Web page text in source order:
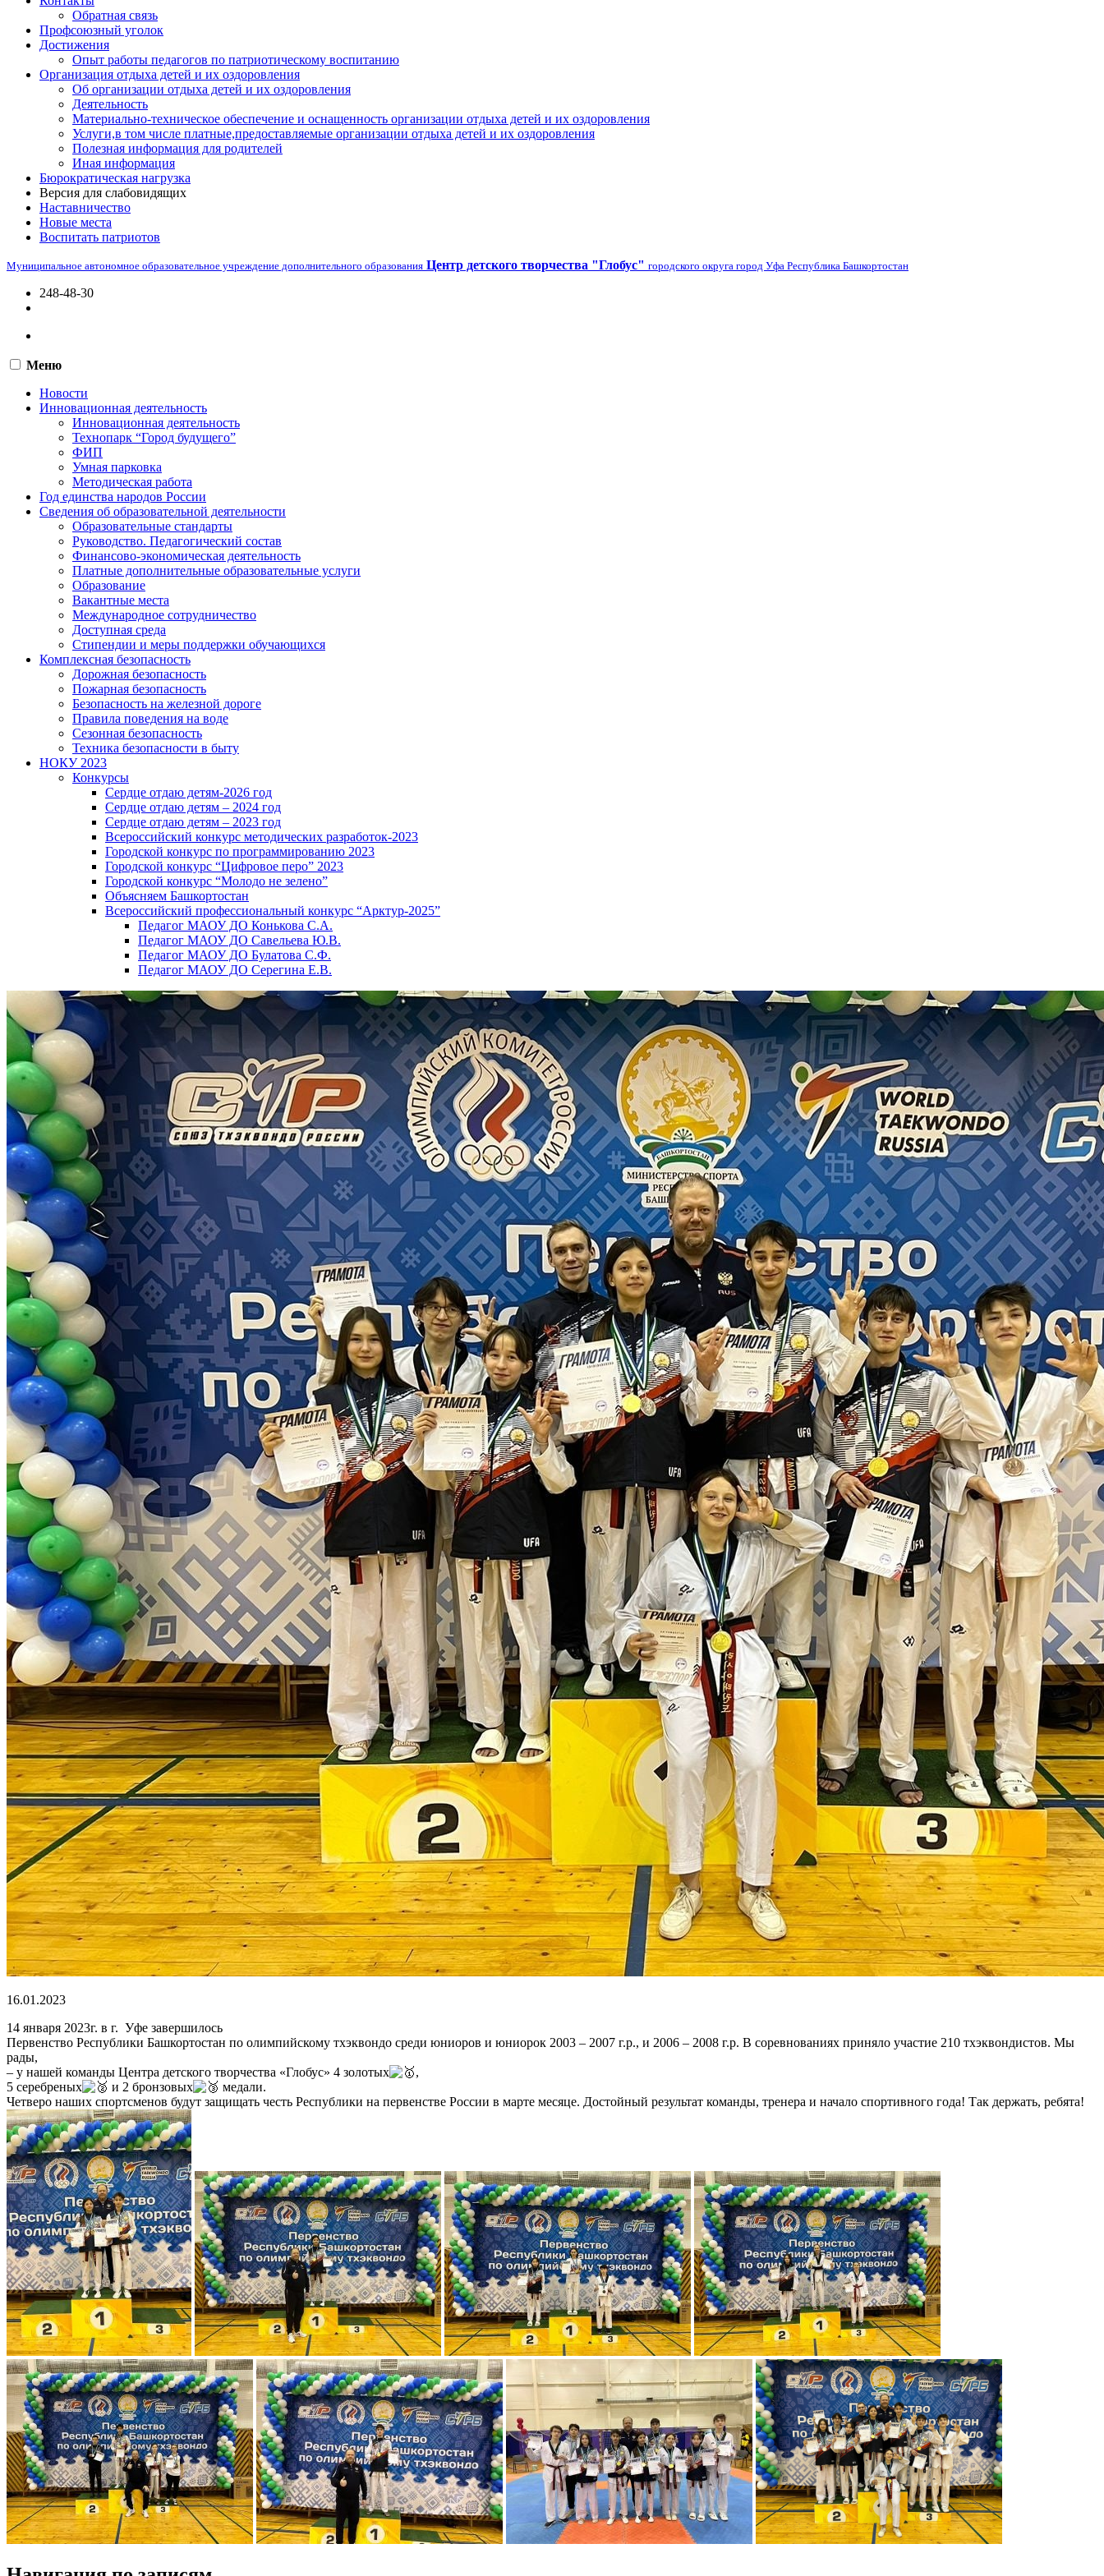
Обратная связь
Профсоюзный уголок
Достижения
Опыт работы педагогов по патриотическому воспитанию
Организация отдыха детей и их оздоровления
Об организации отдыха детей и их оздоровления
Деятельность
Материально-техническое обеспечение и оснащенность организации отдыха детей и их оздоровления
Услуги,в том числе платные,предоставляемые организации отдыха детей и их оздоровления
Полезная информация для родителей
Иная информация
Бюрократическая нагрузка
Версия для слабовидящих
Наставничество
Новые места
Воспитать патриотов
Муниципальное автономное образовательное учреждение дополнительного образования Центр детского творчества "Глобус" городского округа город Уфа Республика Башкортостан
248-48-30
Меню
Новости
Инновационная деятельность
Инновационная деятельность
Технопарк “Город будущего”
ФИП
Умная парковка
Методическая работа
Год единства народов России
Сведения об образовательной деятельности
Образовательные стандарты
Руководство. Педагогический состав
Финансово-экономическая деятельность
Платные дополнительные образовательные услуги
Образование
Вакантные места
Международное сотрудничество
Доступная среда
Стипендии и меры поддержки обучающихся
Комплексная безопасность
Дорожная безопасность
Пожарная безопасность
Безопасность на железной дороге
Правила поведения на воде
Сезонная безопасность
Техника безопасности в быту
НОКУ 2023
Конкурсы
Сердце отдаю детям-2026 год
Сердце отдаю детям – 2024 год
Сердце отдаю детям – 2023 год
Всероссийский конкурс методических разработок-2023
Городской конкурс по программированию 2023
Городской конкурс “Цифровое перо” 2023
Городской конкурс “Молодо не зелено”
Объясняем Башкортостан
Всероссийский профессиональный конкурс “Арктур-2025”
Педагог МАОУ ДО Конькова С.А.
Педагог МАОУ ДО Савельева Ю.В.
Педагог МАОУ ДО Булатова С.Ф.
Педагог МАОУ ДО Серегина Е.В.
16.01.2023
14 января 2023г. в г. Уфе завершилось
Первенство Республики Башкортостан по олимпийскому тхэквондо среди юниоров и юниорок 2003 – 2007 г.р., и 2006 – 2008 г.р. В соревнованиях приняло участие 210 тхэквондистов. Мы
рады,
– у нашей команды Центра детского творчества «Глобус» 4 золотых
,
5 серебреных
и 2 бронзовых
медали.
Четверо наших спортсменов будут защищать честь Республики на первенстве России в марте месяце. Достойный результат команды, тренера и начало спортивного года! Так держать, ребята!